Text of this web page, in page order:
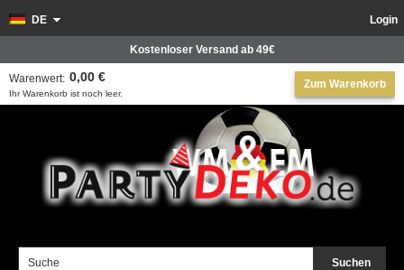
Suchen
Login
DE
Zum Warenkorb
Ihr Warenkorb ist noch leer.
Warenwert: 0,00 €
Kostenloser Versand ab 49€